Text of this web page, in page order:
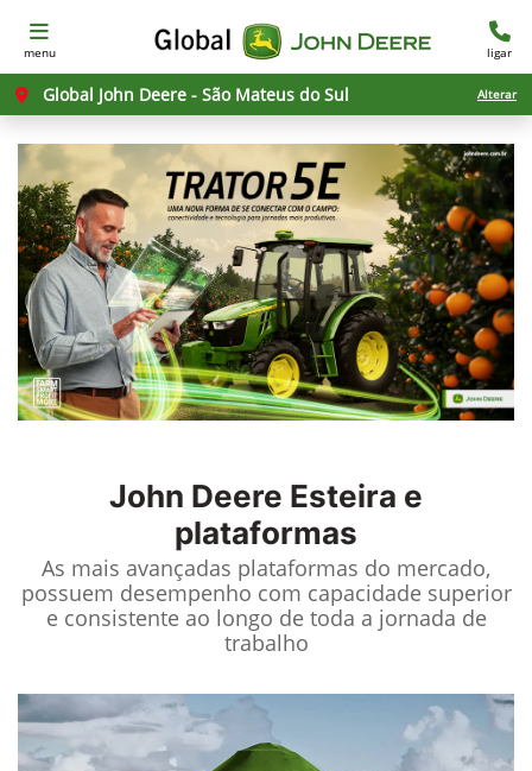
menu ligar
Global John Deere - São Mateus do Sul Alterar
John Deere Esteira e
plataformas
As mais avançadas plataformas do mercado,
possuem desempenho com capacidade superior
e consistente ao longo de toda a jornada de
trabalho